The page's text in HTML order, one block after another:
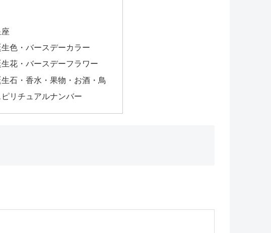
色・バースデーカラー
花・バースデーフラワー
石・香水・果物・お酒・鳥
リチュアルナンバー